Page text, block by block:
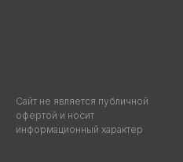
Сайт не является публичной
офертой и носит
информационный характер